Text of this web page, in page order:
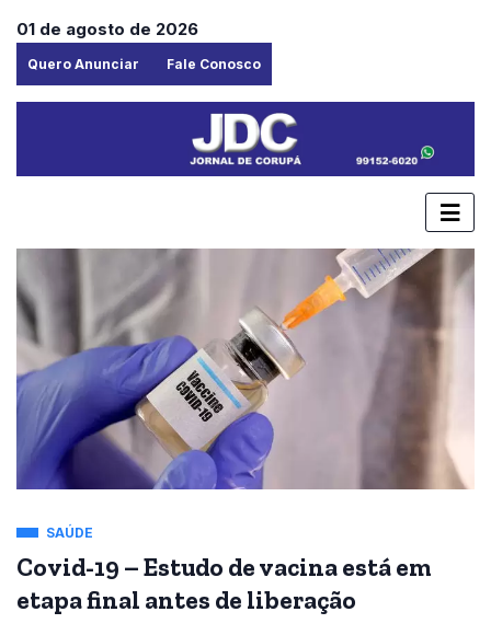
01 de agosto de 2026
Quero Anunciar Fale Conosco
SAÚDE
Covid-19 – Estudo de vacina está em
etapa final antes de liberação